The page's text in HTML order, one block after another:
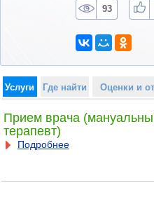
93
Услуги Где найти Оценки и
Прием врача
терапевт)
Подробнее